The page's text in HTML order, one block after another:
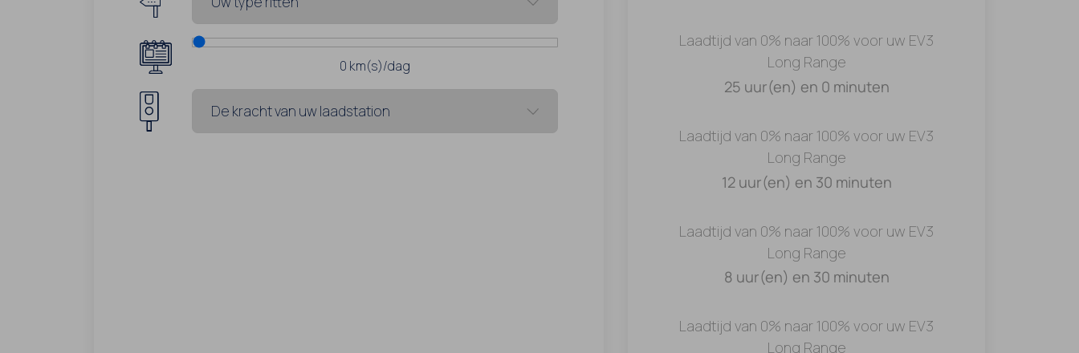
0 km(s)/dag
Laadtijd van 0% naar 100% voor uw EV3
Long Range
25 uur(en) en 0 minuten
Laadtijd van 0% naar 100% voor uw EV3
Long Range
12 uur(en) en 30 minuten
Laadtijd van 0% naar 100% voor uw EV3
Long Range
8 uur(en) en 30 minuten
Laadtijd van 0% naar 100% voor uw EV3
Long Range